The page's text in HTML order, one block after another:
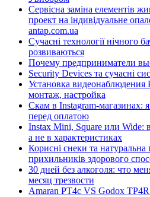
Сервісна заміна елементів
проект на індивідуальне
antap.com.ua
Сучасні технології нічного
розвиваються
Почему предприниматели
Security Devices та сучасні
Установка
монтаж, настройка
Скам в Instagram-магазинах:
перед оплатою
Instax Mini, Square или Wide:
а не в характеристиках
Корисні снеки та
прихильників здорового
30 дней без алкоголя: что
месяц трезвости
Amaran PT4c VS Godox